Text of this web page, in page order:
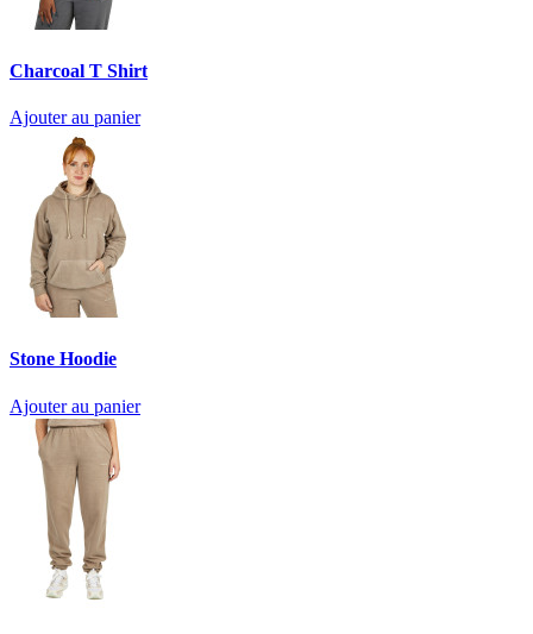
Charcoal T Shirt
Ajouter au panier
Stone Hoodie
Ajouter au panier